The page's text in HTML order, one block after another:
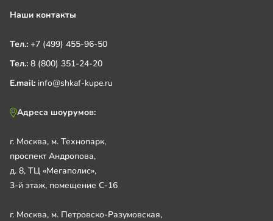
Наши контакты
Тел.: +7 (499) 455-96-50
Тел.: 8 (800) 351-24-20
E.mail: info@shkaf-kupe.ru
Адреса шоурумов:
г. Москва, м. Технопарк,
проспект Андропова,
д. 8, ТЦ «Мегаполис»,
3-й этаж, помещение С-16
г. Москва, м. Петровско-Разумовская,